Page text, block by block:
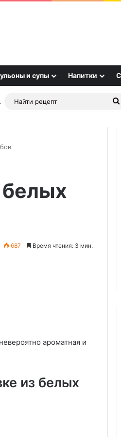
и супы Напитки
статья
Switch skin
белых
687 Время чтения: 3 мин.
ароматная и
из белых